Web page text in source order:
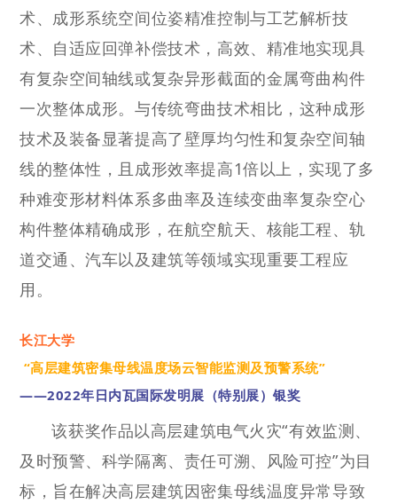
术、成形系统空间位姿精准控制与工艺解析技
术、自适应回弹补偿技术，高效、精准地实现具
有复杂空间轴线或复杂异形截面的金属弯曲构件
一次整体成形。与传统弯曲技术相比，这种成形
技术及装备显著提高了壁厚均匀性和复杂空间轴
线的整体性，且成形效率提高1倍以上，实现了多
种难变形材料体系多曲率及连续变曲率复杂空心
构件整体精确成形，在航空航天、核能工程、轨
道交通、汽车以及建筑等领域实现重要工程应
用。
长江大学
“高层建筑密集母线温度场云智能监测及预警系统”
——2022年日内瓦国际发明展（特别展）银奖
该获奖作品以高层建筑电气火灾“有效监测、
及时预警、科学隔离、责任可溯、风险可控”为目
标，旨在解决高层建筑因密集母线温度异常导致